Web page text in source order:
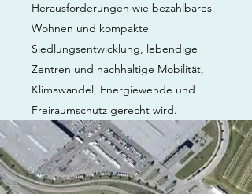
Herausforderungen wie bezahlbares
Wohnen und kompakte
Siedlungsentwicklung, lebendige
Zentren und nachhaltige Mobilität,
Klimawandel, Energiewende und
Freiraumschutz gerecht wird.